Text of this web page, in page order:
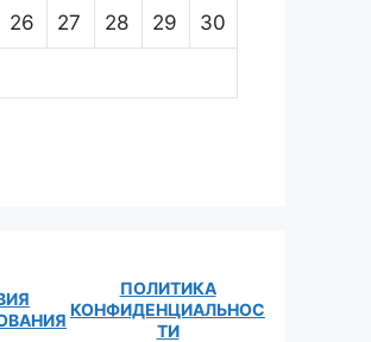
26 27 28 29 30
ПОЛИТИКА
КОНФИДЕНЦИАЛЬНОС
ТИ